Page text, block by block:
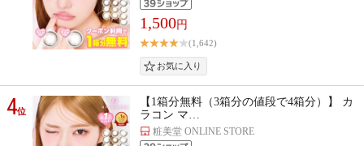
1,500円
(1,642)
4位
【1箱分無料（3箱分の値段で4箱分）】 カ
ラコン マ…
粧美堂 ONLINE STORE